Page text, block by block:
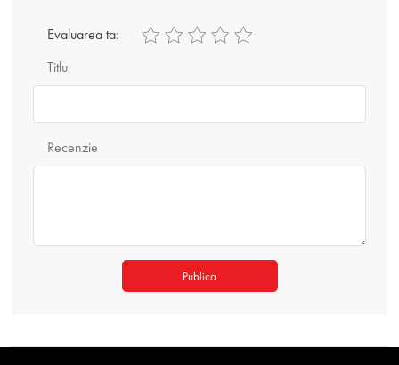
Titlu
Evaluarea ta:
Recenzie
Publica